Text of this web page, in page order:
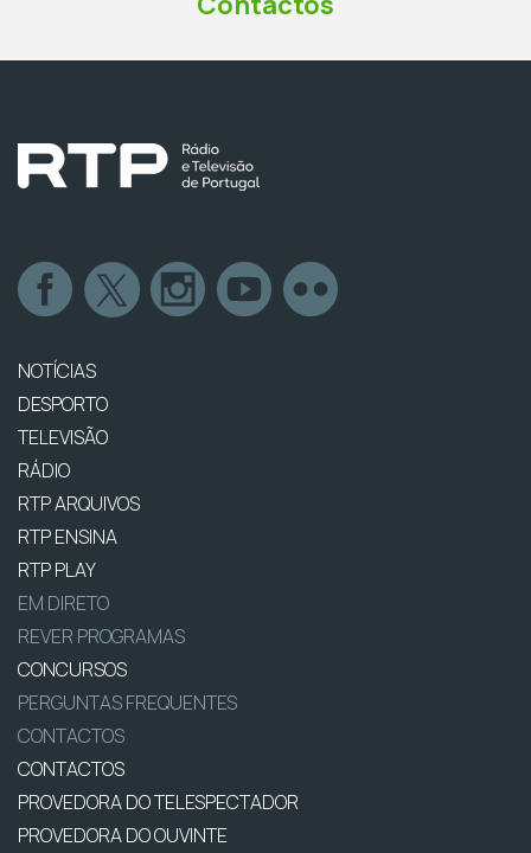
NOTÍCIAS
DESPORTO
TELEVISÃO
RÁDIO
RTP ARQUIVOS
RTP ENSINA
RTP PLAY
EM DIRETO
REVER PROGRAMAS
CONCURSOS
PERGUNTAS FREQUENTES
CONTACTOS
CONTACTOS
PROVEDORA DO TELESPECTADOR
PROVEDORA DO OUVINTE